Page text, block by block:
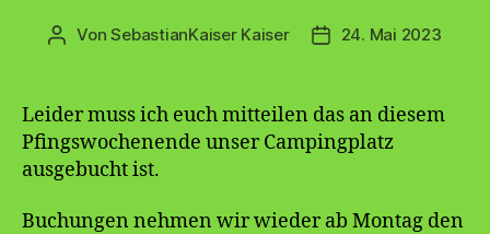
Beitragsautor
VonSebastianKaiser Kaiser 24. Mai 2023
Leider muss ich euch mitteilen das an diesem
Pfingswochenende unser Campingplatz
ausgebucht ist.
Buchungen nehmen wir wieder ab Montag den